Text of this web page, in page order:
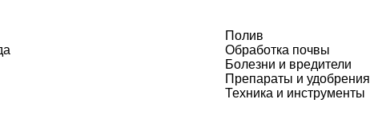
Полив
Обработка почвы
Болезни и вредители
Препараты и удобрения
Техника и инструменты